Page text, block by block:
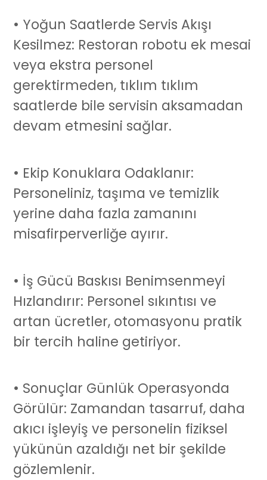
• Yoğun Saatlerde Servis Akışı
Kesilmez: Restoran robotu ek mesai
veya ekstra personel
gerektirmeden, tıklım tıklım
saatlerde bile servisin aksamadan
devam etmesini sağlar.
• Ekip Konuklara Odaklanır:
Personeliniz, taşıma ve temizlik
yerine daha fazla zamanını
misafirperverliğe ayırır.
• İş Gücü Baskısı Benimsenmeyi
Hızlandırır: Personel sıkıntısı ve
artan ücretler, otomasyonu pratik
bir tercih haline getiriyor.
• Sonuçlar Günlük Operasyonda
Görülür: Zamandan tasarruf, daha
akıcı işleyiş ve personelin fiziksel
yükünün azaldığı net bir şekilde
gözlemlenir.